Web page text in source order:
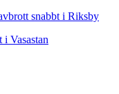
snabbt i Riksby
Vasastan